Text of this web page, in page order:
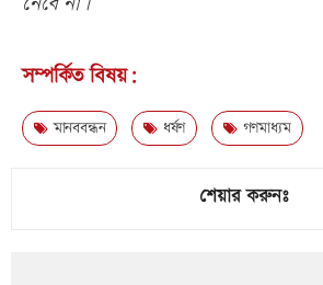
সম্পর্কিত বিষয়:
মানববন্ধন ধর্ষণ গণমাধ্যম
শেয়ার করুনঃ